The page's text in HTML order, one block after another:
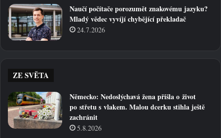
Naučí počítače porozumět znakovému jazyku?
Mladý vědec vyvíjí chybějící překladač
24.7.2026
ZE SVĚTA
Německo: Nedoslýchavá žena přišla o život
po střetu s vlakem. Malou dcerku stihla ještě
zachránit
5.8.2026